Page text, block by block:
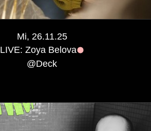
Mi, 26.11.25
LIVE: Zoya Belova
@Deck